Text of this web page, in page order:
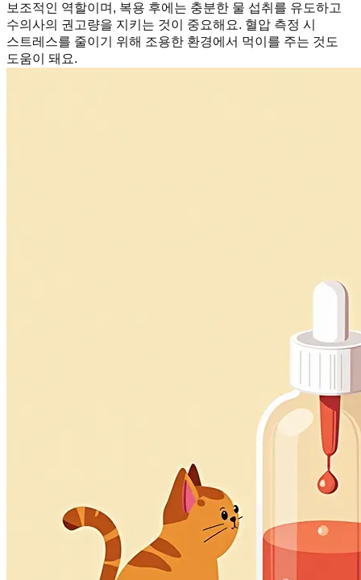
보조적인 역할이며, 복용 후에는 충분한 물 섭취를 유도하고
수의사의 권고량을 지키는 것이 중요해요. 혈압 측정 시
스트레스를 줄이기 위해 조용한 환경에서 먹이를 주는 것도
도움이 돼요.